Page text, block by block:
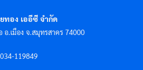
ทอง เออีซี จำกัด
.เมือง จ.สมุทรสาคร 74000
119849